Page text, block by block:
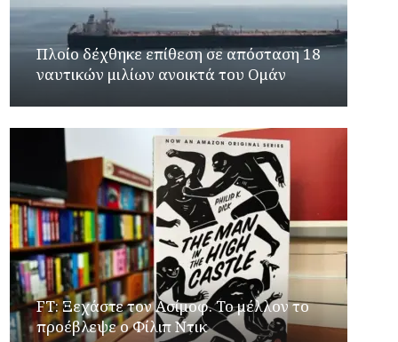
Πλοίο δέχθηκε επίθεση σε απόσταση 18
ναυτικών μιλίων ανοικτά του Ομάν
FT: Ξεχάστε τον Ασίμοφ. Το μέλλον το
προέβλεψε ο Φίλιπ Ντικ